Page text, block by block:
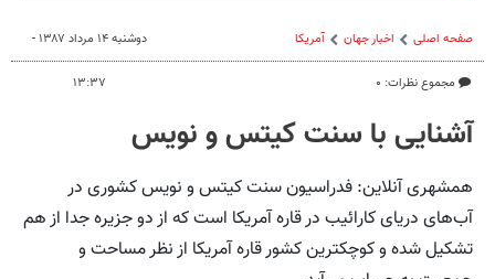
صفحه اصلی اخبار جهان آمریکا
مجموع نظرات: ۰
دوشنبه ۱۴ مرداد ۱۳۸۷ -
۱۳:۳۷
آشنایی با سنت کیتس و نویس
همشهری آنلاین: فدراسیون سنت کیتس و نویس کشوری در
آب‌های دریای کارائیب در قاره آمریکا است که از دو جزیره جدا از هم
تشکیل شده و کوچکترین کشور قاره آمریکا از نظر مساحت و